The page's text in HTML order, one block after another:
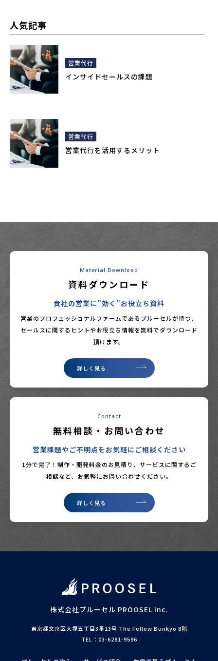
人気記事
営業代行
インサイドセールスの課題
営業代行
営業代行を活用するメリット
Material Download
資料ダウンロード
貴社の営業に”効く”お役立ち資料
営業のプロフェッショナルファームであるプルーセルが持つ、
セールスに関するヒントやお役立ち情報を無料でダウンロード
頂けます。
詳しく見る
Contact
無料相談・お問い合わせ
営業課題やご不明点をお気軽にご相談ください
1分で完了！制作・開発料金のお見積り、サービスに関するご
相談など、 お気軽にお問い合わせください。
詳しく見る
株式会社プルーセル PROOSEL Inc.
東京都文京区大塚五丁目3番13号 The Fellow Bunkyo 8階
TEL：03-6281-9596